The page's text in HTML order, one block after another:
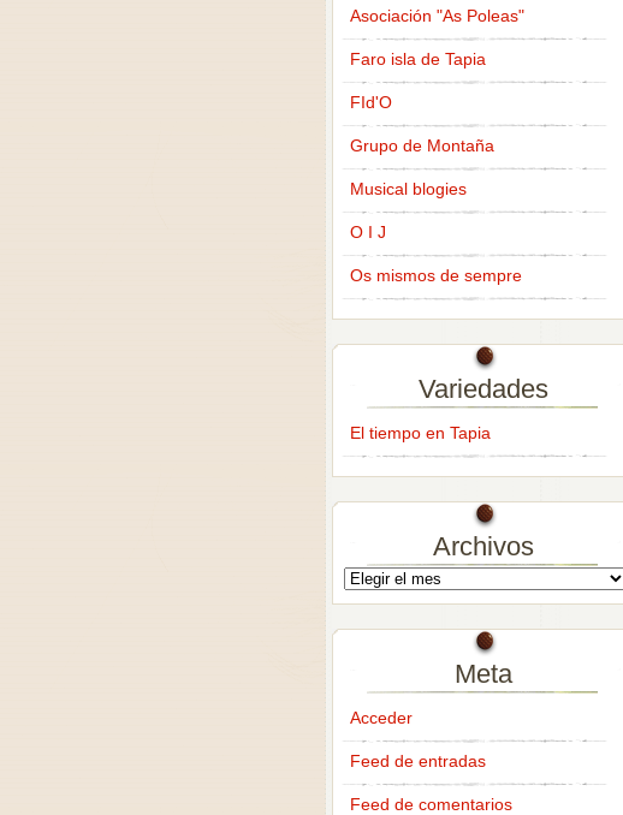
Asociación "As Poleas"
Faro isla de Tapia
FId'O
Grupo de Montaña
Musical blogies
O I J
Os mismos de sempre
Variedades
El tiempo en Tapia
Archivos
Meta
Acceder
Feed de entradas
Feed de comentarios